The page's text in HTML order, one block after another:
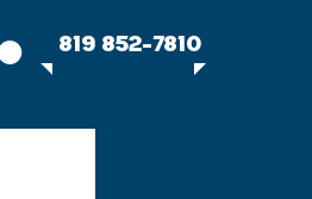
819 852-7810